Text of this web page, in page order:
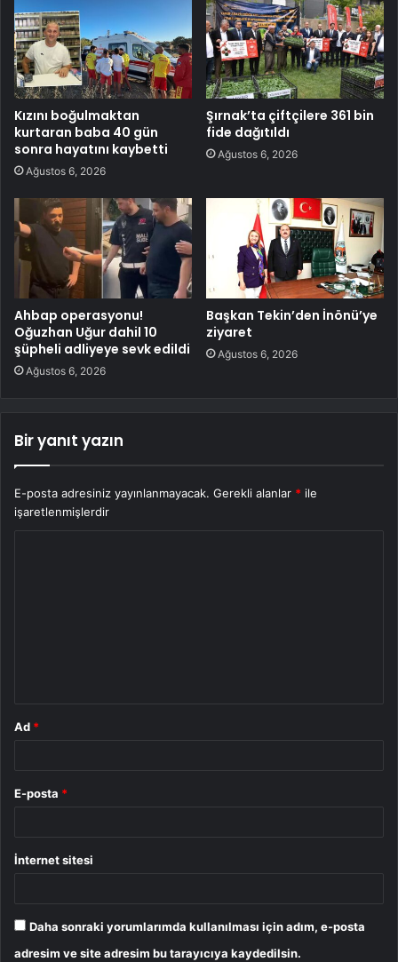
Kızını boğulmaktan
kurtaran baba 40 gün
sonra hayatını kaybetti
Ağustos 6, 2026
Şırnak’ta çiftçilere 361 bin
fide dağıtıldı
Ağustos 6, 2026
Ahbap operasyonu!
Oğuzhan Uğur dahil 10
şüpheli adliyeye sevk edildi
Ağustos 6, 2026
Başkan Tekin’den İnönü’ye
ziyaret
Ağustos 6, 2026
Bir yanıt yazın
E-posta adresiniz yayınlanmayacak. Gerekli alanlar * ile
işaretlenmişlerdir
Ad *
E-posta *
İnternet sitesi
Daha sonraki yorumlarımda kullanılması için adım, e-posta
adresim ve site adresim bu tarayıcıya kaydedilsin.